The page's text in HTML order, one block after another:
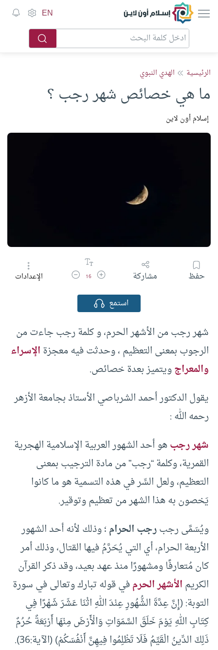
إسلام أون لاين EN
الرئيسية الهدي النبوي
ما هي خصائص شهر رجب ؟
إسلام أون لاين
حفظ مشاركة زيادة حجم الخط
16 تقليل حجم الخطالإعدادات
استمع
شهر رجب من الأشهر الحرم، و كلمة رجب جاءت من
الرجوب بمعنى التعظيم ، وحدثت فيه معجزةالإسراء
والمعراجويتميز بعدة خصائص.
يقول الدكتور أحمد الشرباصي الأستاذ بجامعة الأزهر
رحمه الله :
شهر رجبهو أحد الشهور العربية الإسلامية الهجرية
القمرية، وكلمة “رجب” من مادة الترجيب بمعنى
التعظيم، ولعل السِّر في هذه التسمية هو ما كانوا
يَخصون به هذا الشهر من تعظيم وتوقير.
ويُسَمَّى رجبرجب الحرام؛ وذلك لأنه أحد الشهور
الأربعة الحرام، أي التي يُحَرَّمُ فيها القتال، وذلك أمر
كان مُتعارفًا ومشهورًا منذ عهد بعيد، وقد ذكر القرآن
الكريمالأشهر الحرمفي قوله تبارك وتعالى في سورة
التوبة: (إِنَّ عِدَّةَ الشُّهُورِ عِنْدَ اللهِ اثْنَا عَشَرَ شَهْرًا فِي
كِتَابِ اللهِ يَوْمَ خَلَقَ السَّمَوَاتِ وَالْأَرْضَ مِنْهَا أَرْبَعَةٌ حُرُمٌ
ذَلِكَ الدِّينُ الْقَيِّمُ فَلَا تَظْلِمُوا فِيهِنَّ أَنْفُسَكُمْ) (الآية:36).